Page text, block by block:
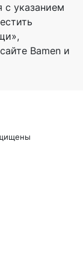
с указанием
Bamen и